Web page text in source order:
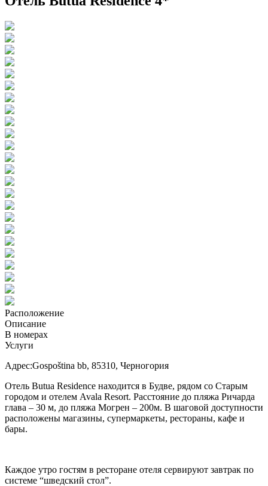
Расположение
Описание
В номерах
Услуги
Адрес:Gospoština bb, 85310, Черногория
Отель Butua Residence находится в Будве, рядом со Старым
городом и отелем Avala Resort. Расстояние до пляжа Ричарда
глава – 30 м, до пляжа Могрен – 200м. В шаговой доступности
расположены магазины, супермаркеты, рестораны, кафе и
бары.
Каждое утро гостям в ресторане отеля сервируют завтрак по
системе “шведский стол”.